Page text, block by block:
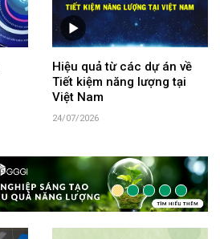
Hiệu quả từ các dự án về
Tiết kiệm năng lượng tại
Việt Nam
24/07/2026